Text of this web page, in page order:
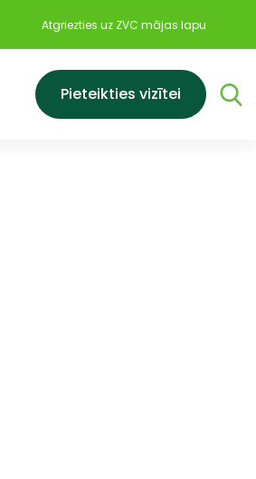
Atgriezties uz ZVC mājas lapu
Pieteikties vizītei